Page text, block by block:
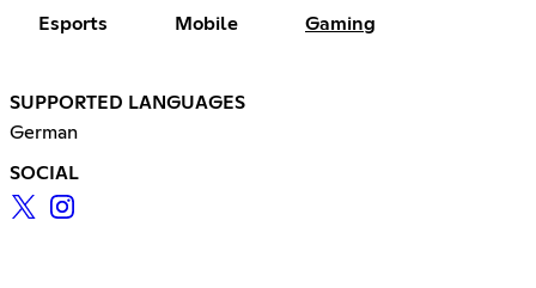
Esports Mobile Gaming
SUPPORTED LANGUAGES
German
SOCIAL